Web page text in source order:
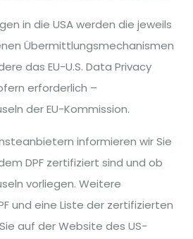
in die USA werden die jeweils
Übermittlungsmechanismen
das EU-U.S. Data Privacy
erforderlich –
der EU-Kommission.
informieren wir Sie
DPF zertifiziert sind und ob
vorliegen. Weitere
und eine Liste der zertifizierten
auf der Website des US-